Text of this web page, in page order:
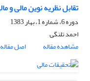
تقابل نظریه نوین مالی و
دوره 6، شماره 1، بهار 1383
احمد تلنگى
مشاهده مقاله
اصل مقاله